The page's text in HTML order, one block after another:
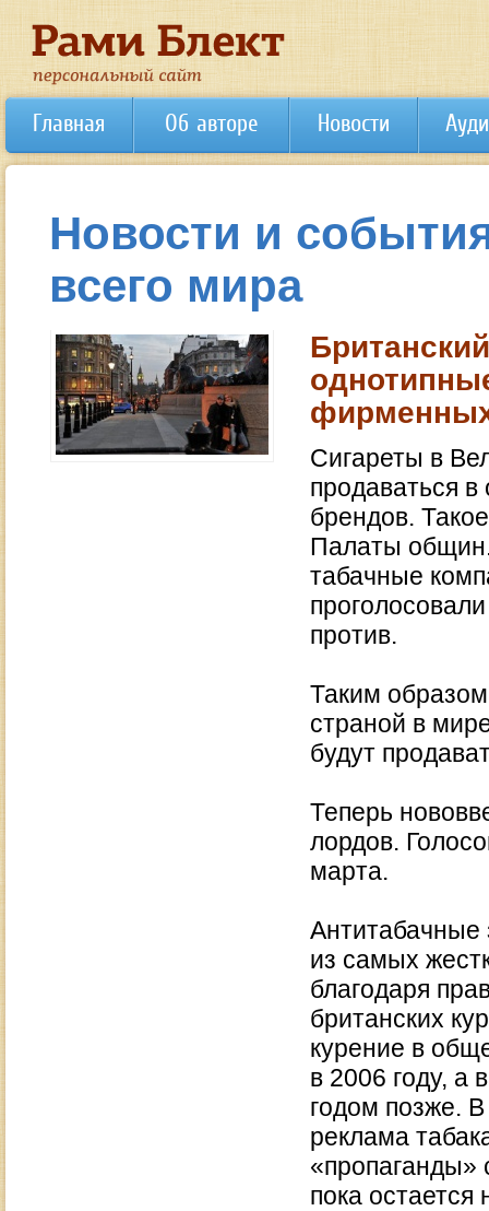
Главная Об авторе Новости
Новости и
всего мира
Сигареты в
продаваться
брендов.
Палаты
табачные
против.
Таким
страной в
будут
Теперь
лордов.
марта.
Антитабачные
из самых
благодаря
британских
курение в
в 2006 году, а
годом позже.
реклама
«пропаганды»
пока остается